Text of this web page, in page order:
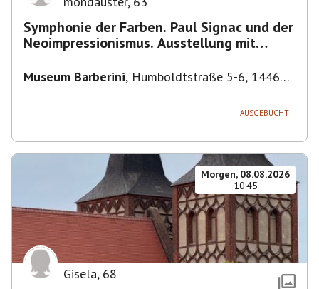
Symphonie der Farben. Paul Signac und der
Neoimpressionismus. Ausstellung mit
Museum Barberini, Humboldtstraße 5-6, 14467
AUSGEBUCHT
Morgen, 08.08.2026
10:45
Gisela, 68